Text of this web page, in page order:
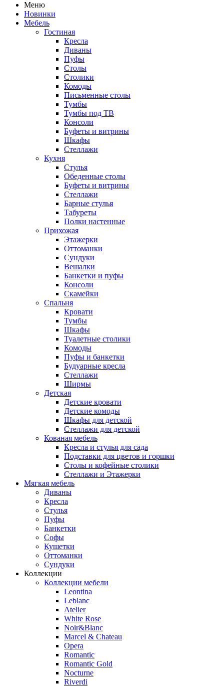
Меню
Новинки
Мебель
Гостиная
Кресла
Диваны
Пуфы
Столы
Столики
Комоды
Письменные столы
Тумбы
Тумбы под ТВ
Консоли
Буфеты и витрины
Шкафы
Стеллажи
Кухня
Стулья
Обеденные столы
Буфеты и витрины
Стеллажи
Барные стулья
Табуреты
Полки настенные
Прихожая
Этажерки
Оттоманки
Сундуки
Вешалки
Банкетки и пуфы
Консоли
Скамейки
Спальня
Кровати
Тумбы
Шкафы
Туалетные столики
Комоды
Пуфы и банкетки
Будуарные кресла
Стеллажи
Ширмы
Детская
Детские кровати
Детские комоды
Шкафы для детской
Стеллажи для детской
Кованая мебель
Кресла и стулья для сада
Подставки для цветов и горшки
Столы и кофейные столики
Стеллажи и Этажерки
Мягкая мебель
Диваны
Кресла
Стулья
Пуфы
Банкетки
Софы
Кушетки
Оттоманки
Сундуки
Коллекции
Коллекции мебели
Leontina
Leblanc
Аtelier
White Rose
Noir&Blanc
Marcel & Chateau
Opera
Romantic
Romantic Gold
Nocturne
Riverdi